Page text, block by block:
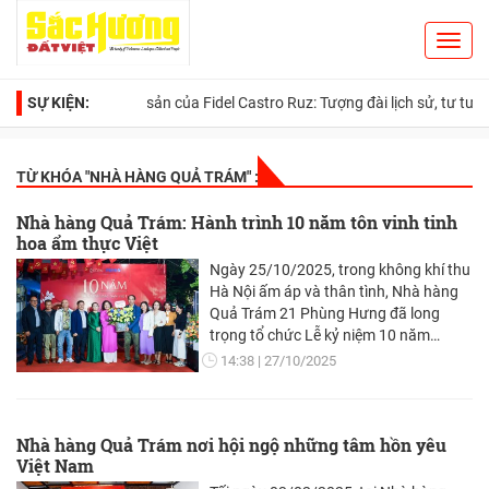
SỰ KIỆN:Di sản của Fidel Castro Ruz: Tượng đài lịch sử, tư tưởng
TỪ KHÓA "NHÀ HÀNG QUẢ TRÁM" :
Nhà hàng Quả Trám: Hành trình 10 năm tôn vinh tinh
hoa ẩm thực Việt
Ngày 25/10/2025, trong không khí thu
Hà Nội ấm áp và thân tình, Nhà hàng
Quả Trám 21 Phùng Hưng đã long
trọng tổ chức Lễ kỷ niệm 10 năm
thành lập với chủ đề "Hành trình tôn
triển mà còn là sự khẳng định kiên định
14:38 27/10/2025
Nhà hàng Quả Trám nơi hội ngộ những tâm hồn yêu
Việt Nam